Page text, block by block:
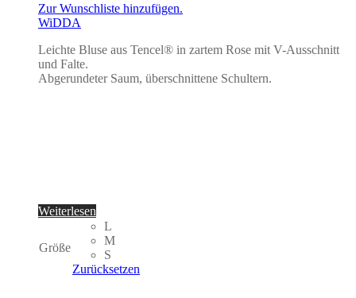
Zur Wunschliste hinzufügen.
WiDDA
Leichte Bluse aus Tencel® in zartem Rose mit V-Ausschnitt
und Falte.
Abgerundeter Saum, überschnittene Schultern.
Weiterlesen
Größe
L
M
S
Zurücksetzen